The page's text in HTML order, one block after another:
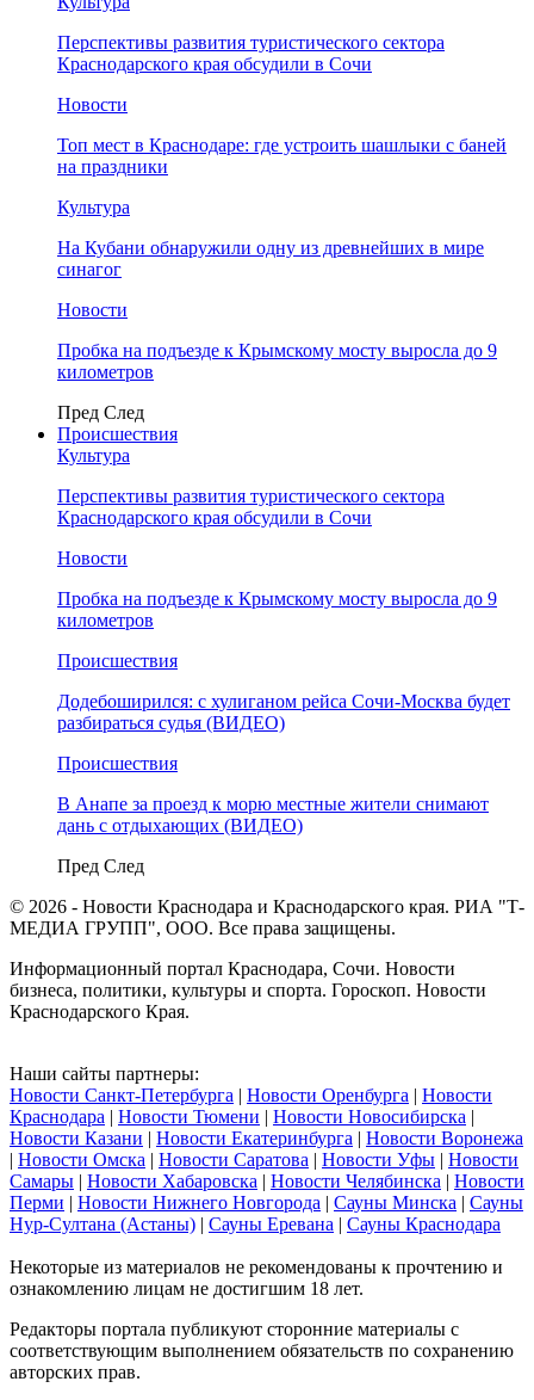
Перспективы развития туристического сектора
Краснодарского края обсудили в Сочи
Новости
Топ мест в Краснодаре: где устроить шашлыки с баней
на праздники
Культура
На Кубани обнаружили одну из древнейших в мире
синагог
Новости
Пробка на подъезде к Крымскому мосту выросла до 9
километров
Пред След
Происшествия
Культура
Перспективы развития туристического сектора
Краснодарского края обсудили в Сочи
Новости
Пробка на подъезде к Крымскому мосту выросла до 9
километров
Происшествия
Додебоширился: с хулиганом рейса Сочи-Москва будет
разбираться судья (ВИДЕО)
Происшествия
В Анапе за проезд к морю местные жители снимают
дань с отдыхающих (ВИДЕО)
Пред След
© 2026 - Новости Краснодара и Краснодарского края. РИА "Т-
МЕДИА ГРУПП", ООО. Все права защищены.
Информационный портал Краснодара, Сочи. Новости
бизнеса, политики, культуры и спорта. Гороскоп. Новости
Краснодарского Края.
Наши сайты партнеры:
Новости Санкт-Петербурга | Новости Оренбурга | Новости
Краснодара | Новости Тюмени | Новости Новосибирска |
Новости Казани | Новости Екатеринбурга | Новости Воронежа
| Новости Омска | Новости Саратова | Новости Уфы | Новости
Самары | Новости Хабаровска | Новости Челябинска | Новости
Перми | Новости Нижнего Новгорода | Сауны Минска | Сауны
Нур-Султана (Астаны) | Сауны Еревана | Сауны Краснодара
Некоторые из материалов не рекомендованы к прочтению и
ознакомлению лицам не достигшим 18 лет.
Редакторы портала публикуют сторонние материалы с
соответствующим выполнением обязательств по сохранению
авторских прав.